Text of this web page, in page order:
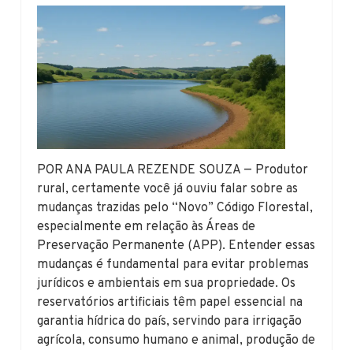
POR ANA PAULA REZENDE SOUZA — Produtor
rural, certamente você já ouviu falar sobre as
mudanças trazidas pelo “Novo” Código Florestal,
especialmente em relação às Áreas de
Preservação Permanente (APP). Entender essas
mudanças é fundamental para evitar problemas
jurídicos e ambientais em sua propriedade. Os
reservatórios artificiais têm papel essencial na
garantia hídrica do país, servindo para irrigação
agrícola, consumo humano e animal, produção de